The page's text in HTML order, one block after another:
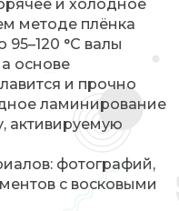
и холодное
методе плёнка
°C валы
основе
и прочно
ламинирование
активируемую
фотографий,
с восковыми